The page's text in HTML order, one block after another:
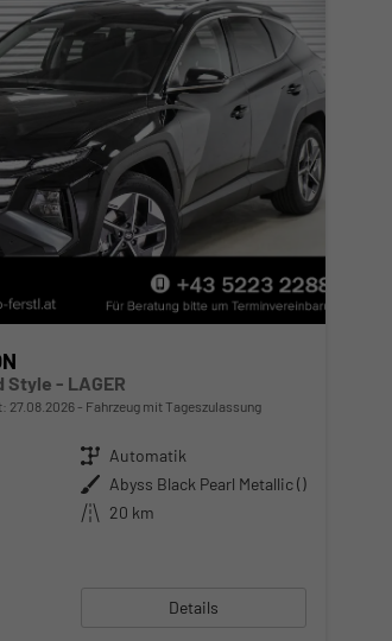
Style - LAGER
27.08.2026 Fahrzeug mit Tageszulassung
Getriebe Automatik
Außenfarbe Abyss Black Pearl Metallic ()
Kilometerstand 20 km
Details